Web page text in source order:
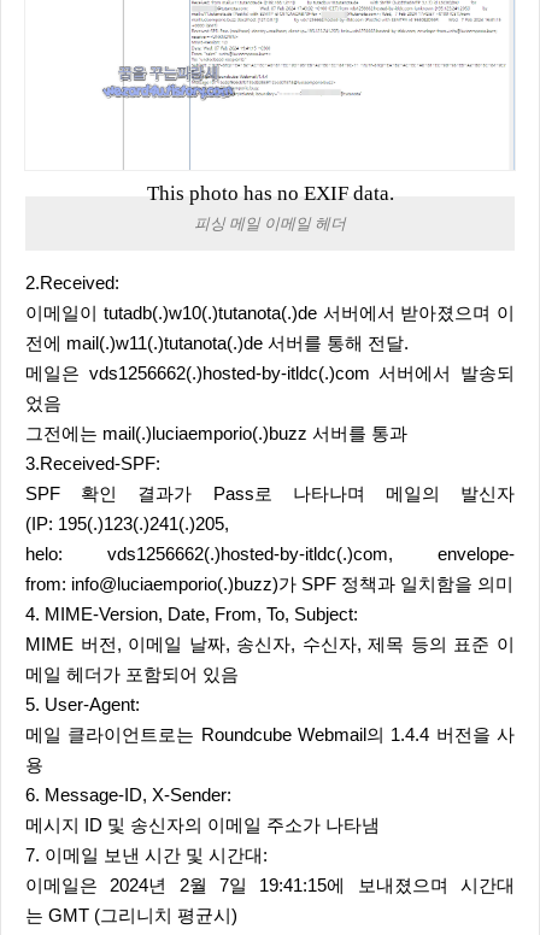
This photo has no EXIF data.
피싱 메일 이메일 헤더
2.Received:
이메일이 tutadb(.)w10(.)tutanota(.)de 서버에서 받아졌으며 이
전에 mail(.)w11(.)tutanota(.)de 서버를 통해 전달.
메일은 vds1256662(.)hosted-by-itldc(.)com 서버에서 발송되
었음
그전에는 mail(.)luciaemporio(.)buzz 서버를 통과
3.Received-SPF:
SPF 확인 결과가 Pass로 나타나며 메일의 발신자
(IP: 195(.)123(.)241(.)205,
helo: vds1256662(.)hosted-by-itldc(.)com, envelope-
from: info@luciaemporio(.)buzz)가 SPF 정책과 일치함을 의미
4. MIME-Version, Date, From, To, Subject:
MIME 버전, 이메일 날짜, 송신자, 수신자, 제목 등의 표준 이
메일 헤더가 포함되어 있음
5. User-Agent:
메일 클라이언트로는 Roundcube Webmail의 1.4.4 버전을 사
용
6. Message-ID, X-Sender:
메시지 ID 및 송신자의 이메일 주소가 나타냄
7. 이메일 보낸 시간 및 시간대:
이메일은 2024년 2월 7일 19:41:15에 보내졌으며 시간대
는 GMT (그리니치 평균시)